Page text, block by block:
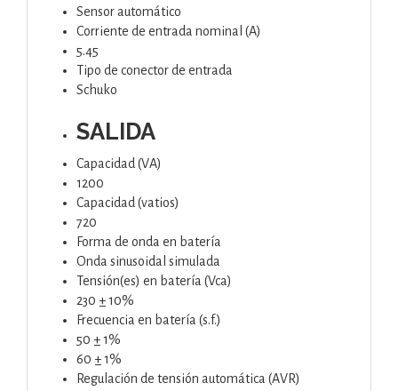
Sensor automático
Corriente de entrada nominal (A)
5.45
Tipo de conector de entrada
Schuko
SALIDA
Capacidad (VA)
1200
Capacidad (vatios)
720
Forma de onda en batería
Onda sinusoidal simulada
Tensión(es) en batería (Vca)
230 ± 10%
Frecuencia en batería (s.f.)
50 ± 1%
60 ± 1%
Regulación de tensión automática (AVR)